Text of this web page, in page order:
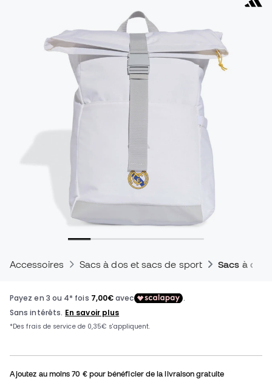
Accessoires Sacs à dos et sacs de sport Sacs à dos
Ajoutez au moins70 €pour bénéficier de la livraison gratuite